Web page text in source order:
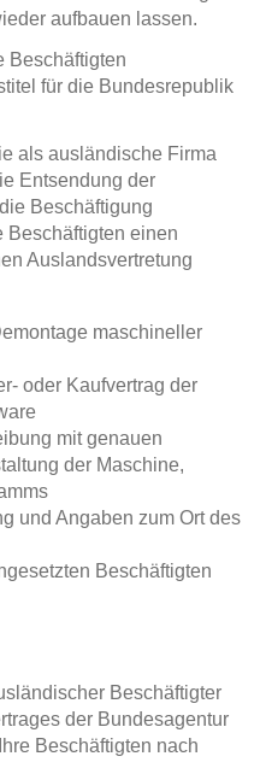
aufbauen lassen.
Beschäftigten
für die Bundesrepublik
als ausländische Firma
Entsendung der
Beschäftigung
Beschäftigten einen
Auslandsvertretung
maschineller
oder Kaufvertrag der
mit genauen
der Maschine,
und Angaben zum Ort des
Beschäftigten
Beschäftigter
der Bundesagentur
Beschäftigten nach